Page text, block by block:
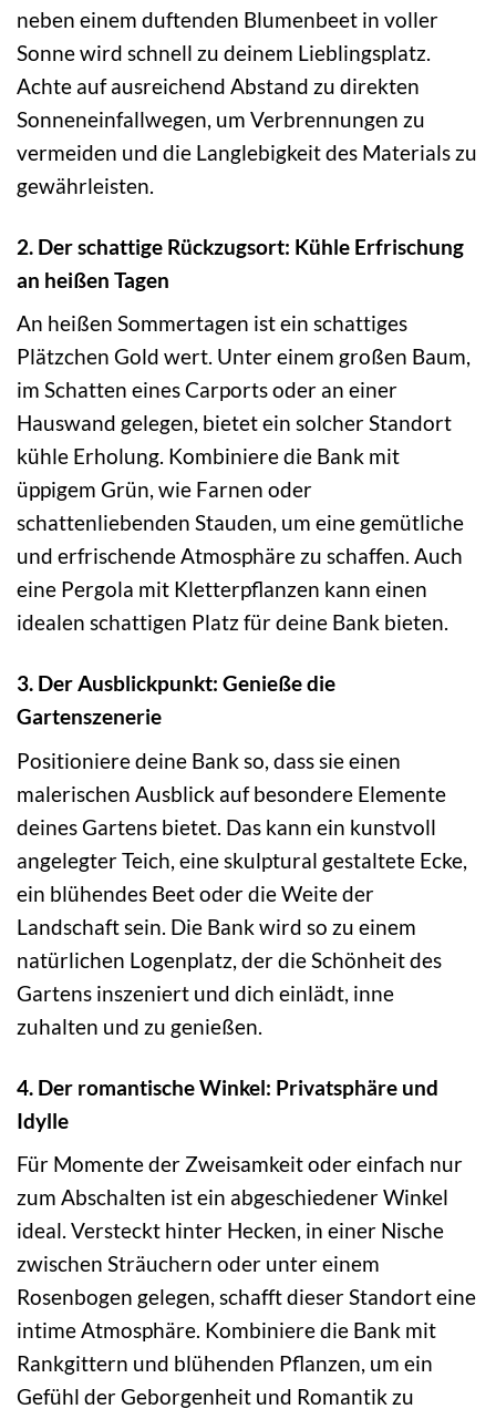
neben einem duftenden Blumenbeet in voller
Sonne wird schnell zu deinem Lieblingsplatz.
Achte auf ausreichend Abstand zu direkten
Sonneneinfallwegen, um Verbrennungen zu
vermeiden und die Langlebigkeit des Materials zu
gewährleisten.
2. Der schattige Rückzugsort: Kühle Erfrischung
an heißen Tagen
An heißen Sommertagen ist ein schattiges
Plätzchen Gold wert. Unter einem großen Baum,
im Schatten eines Carports oder an einer
Hauswand gelegen, bietet ein solcher Standort
kühle Erholung. Kombiniere die Bank mit
üppigem Grün, wie Farnen oder
schattenliebenden Stauden, um eine gemütliche
und erfrischende Atmosphäre zu schaffen. Auch
eine Pergola mit Kletterpflanzen kann einen
idealen schattigen Platz für deine Bank bieten.
3. Der Ausblickpunkt: Genieße die
Gartenszenerie
Positioniere deine Bank so, dass sie einen
malerischen Ausblick auf besondere Elemente
deines Gartens bietet. Das kann ein kunstvoll
angelegter Teich, eine skulptural gestaltete Ecke,
ein blühendes Beet oder die Weite der
Landschaft sein. Die Bank wird so zu einem
natürlichen Logenplatz, der die Schönheit des
Gartens inszeniert und dich einlädt, inne
zuhalten und zu genießen.
4. Der romantische Winkel: Privatsphäre und
Idylle
Für Momente der Zweisamkeit oder einfach nur
zum Abschalten ist ein abgeschiedener Winkel
ideal. Versteckt hinter Hecken, in einer Nische
zwischen Sträuchern oder unter einem
Rosenbogen gelegen, schafft dieser Standort eine
intime Atmosphäre. Kombiniere die Bank mit
Rankgittern und blühenden Pflanzen, um ein
Gefühl der Geborgenheit und Romantik zu